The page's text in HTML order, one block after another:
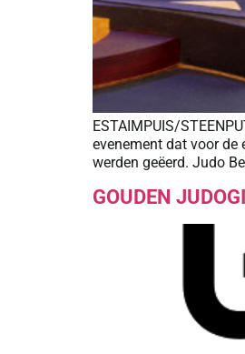
ESTAIMPUIS/
evenement dat voor de
werden geëerd. Judo
GOUDEN